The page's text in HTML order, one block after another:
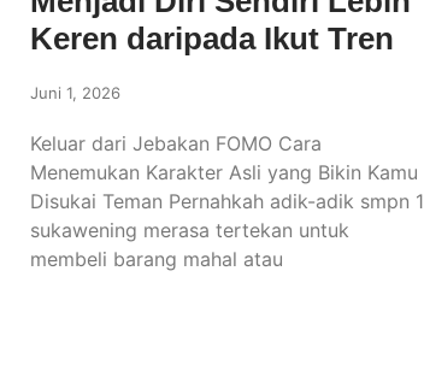
Keren daripada Ikut Tren
Juni 1, 2026
Keluar dari Jebakan FOMO Cara
Menemukan Karakter Asli yang Bikin Kamu
Disukai Teman Pernahkah adik-adik smpn 1
sukawening merasa tertekan untuk
membeli barang mahal atau